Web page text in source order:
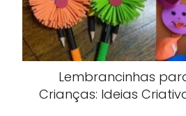
Lembrancinhas
Crianças: Ideias